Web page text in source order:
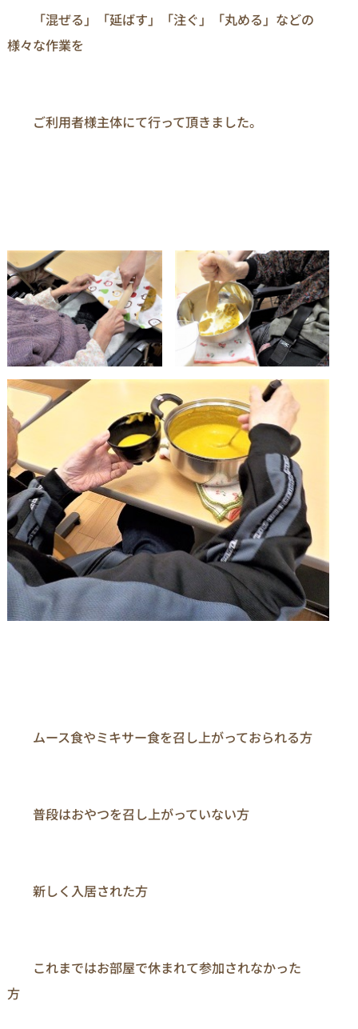
「混ぜる」「延ばす」「注ぐ」「丸める」などの
様々な作業を
ご利用者様主体にて行って頂きました。
ムース食やミキサー食を召し上がっておられる方
普段はおやつを召し上がっていない方
新しく入居された方
これまではお部屋で休まれて参加されなかった
方